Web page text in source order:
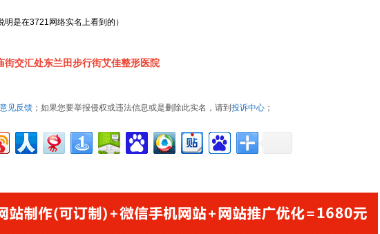
是在3721网络实名上看到的）
街交汇处东兰田步行街艾佳整形医院
意见反馈 ；如果您要举报侵权或违法信息或是删除此实名，请到 投诉中心 ；